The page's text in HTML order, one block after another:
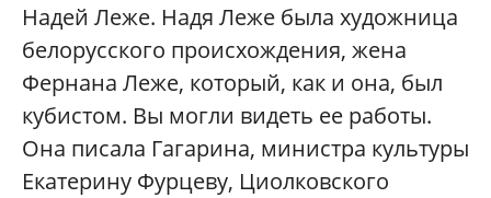
Надей Леже. Надя Леже была художница
белорусского происхождения, жена
Фернана Леже, который, как и она, был
кубистом. Вы могли видеть ее работы.
Она писала Гагарина, министра культуры
Екатерину Фурцеву, Циолковского